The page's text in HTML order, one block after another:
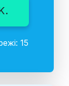
15